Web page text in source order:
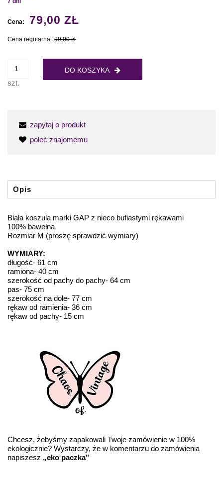
Cena: 79,00 ZŁ
Cena regularna: 99,00 zł
szt.
DO KOSZYKA
zapytaj o produkt
poleć znajomemu
Opis
Biała koszula marki GAP z nieco bufiastymi rękawami
100% bawełna
Rozmiar M (proszę sprawdzić wymiary)
WYMIARY:
długość- 61 cm
ramiona- 40 cm
szerokość od pachy do pachy- 64 cm
pas- 75 cm
szerokość na dole- 77 cm
rękaw od ramienia- 36 cm
rękaw od pachy- 15 cm
Chcesz, żebyśmy zapakowali Twoje zamówienie w 100%
ekologicznie? Wystarczy, że w komentarzu do zamówienia
napiszesz „eko paczka"